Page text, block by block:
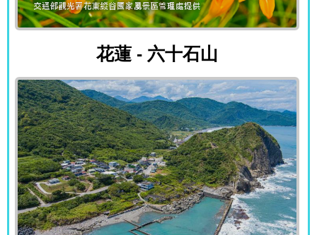
花蓮 - 六十石山
花蓮 - 六十石山